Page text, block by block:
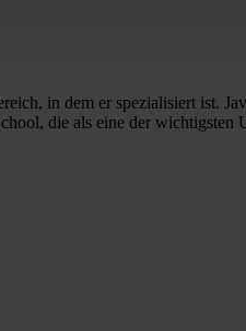
in dem er spezialisiert ist.
die als eine der wichtigsten